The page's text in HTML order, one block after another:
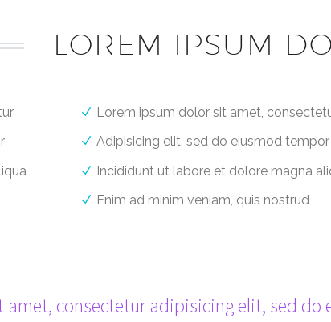
LOREM IPSUM
Lorem ipsum dolor sit amet,
Adipisicing elit, sed do eiusmod tempor
Incididunt ut labore et dolore magna
Enim ad minim veniam, quis nostrud
consectetur adipisicing elit, sed do